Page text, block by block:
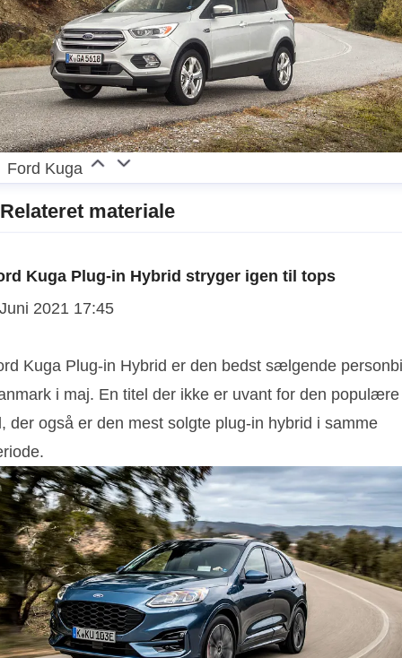
Ford Kuga
Relateret materiale
Kuga Plug-in Hybrid stryger igen til tops
2021 17:45
Kuga Plug-in Hybrid er den bedst sælgende
i maj. En titel der ikke er uvant for den populære
der også er den mest solgte plug-in hybrid i samme